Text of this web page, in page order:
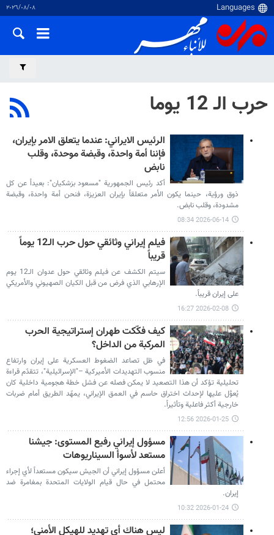
٠٨‏/٠٨‏/٢٠٢٦
حرب الـ 12 یوما
الرئيس الايراني: عندما يتعلق الامر بإيران،
فإننا أمة واحدة، وقبضة موحدة، وقلب
نابض
أکد رئيس الجمهوریة "مسعود بزشكيان": بعيداً عن كل
ذوق ورؤية، حينما يكون الأمر متعلقاً بإيران العزيزة، فنحن أمة واحدة، وقبضة
مشدودة، وقلب نابض.
2026-06-14 08:34
فيلم إيراني وثائقي حول حرب الـ12 يوماً
قريباً
سيتم الكشف عن فيلم وثائقي حول عدوان الـ12 يوم
الإرهابي الذي فرض من قبل الكيان الصهيوني والأمريكي
على إيران قريباً.
2026-02-08 16:27
كيف فكّكت طهران إستراتيجية الحرب
المركبة من الداخل؟
في ظل تصاعد الضغوط العسكرية على إيران وارتفاع
منسوب التهديدات الأميركية –"الإسرائيلية"، تتقدّم قراءة
تحليلية تؤكد أن هذا التصعيد لا يمكن فصله عن فشل خطة هجومية داخلية كان
يُعوَّل عليها لإحداث اختراق حاسم في العمق الإيراني، يمهّد الطريق أمام ضربات
خارجية أكثر فاعلية وتأثيراً.
2026-01-25 12:56
مسؤول إيراني رفيع المستوى: جيشنا
مستعد لأسوأ السيناريوهات
أعلن مسؤول إيراني أن الجيش سيكون مستعداً لأي إجراء
محتمل في حال قيام الولايات المتحدة بمغامرة ضد
إيران.
2026-01-24 10:32
ليس هناك أي تهديد للهيكل الأمني؛